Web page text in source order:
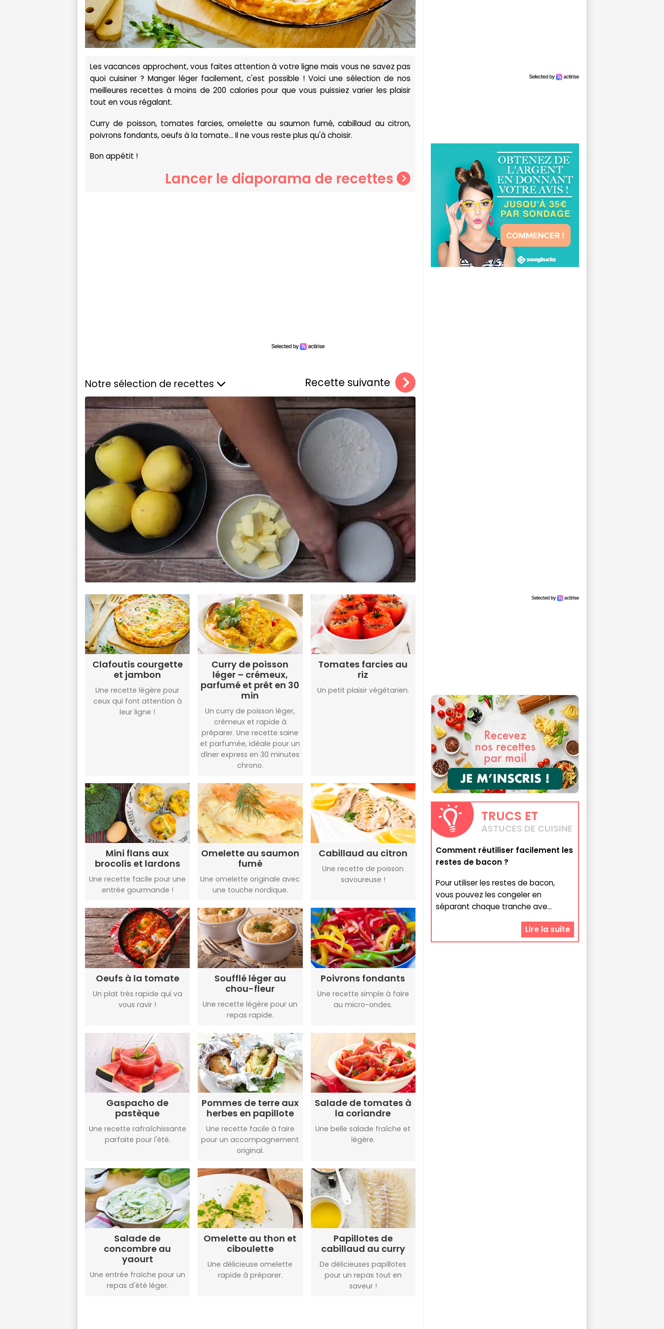
Les vacances approchent, vous faites attention à votre ligne mais vous ne savez pas
quoi cuisiner ? Manger léger facilement, c'est possible ! Voici une sélection de nos
meilleures recettes à moins de 200 calories pour que vous puissiez varier les plaisir
tout en vous régalant.
Curry de poisson, tomates farcies, omelette au saumon fumé, cabillaud au citron,
poivrons fondants, oeufs à la tomate... Il ne vous reste plus qu'à choisir.
Bon appétit !
Lancer le diaporama de recettes
Notre sélection de recettes Recette suivante
Clafoutis courgette
et jambon
Une recette légère pour
ceux qui font attention à
leur ligne !
Curry de poisson
léger – crémeux,
parfumé et prêt en 30
min
Un curry de poisson léger,
crémeux et rapide à
préparer. Une recette saine
et parfumée, idéale pour un
dîner express en 30 minutes
chrono.
Tomates farcies au
riz
Un petit plaisir végétarien.
Mini flans aux
brocolis et lardons
Une recette facile pour une
entrée gourmande !
Omelette au saumon
fumé
Une omelette originale avec
une touche nordique.
Cabillaud au citron
Une recette de poisson
savoureuse !
Oeufs à la tomate
Un plat très rapide qui va
vous ravir !
Soufflé léger au
chou-fleur
Une recette légère pour un
repas rapide.
Poivrons fondants
Une recette simple à faire
au micro-ondes.
Gaspacho de
pastèque
Une recette rafraîchissante
parfaite pour l'été.
Pommes de terre aux
herbes en papillote
Une recette facile à faire
pour un accompagnement
original.
Salade de tomates à
la coriandre
Une belle salade fraîche et
légère.
Salade de
concombre au
yaourt
Une entrée fraîche pour un
repas d'été léger.
Omelette au thon et
ciboulette
Une délicieuse omelette
rapide à préparer.
Papillotes de
cabillaud au curry
De délicieuses papillotes
pour un repas tout en
saveur !
TRUCS ET
ASTUCES DE CUISINE
Comment réutiliser facilement les
restes de bacon ?
Pour utiliser les restes de bacon,
vous pouvez les congeler en
séparant chaque tranche ave...
Lire la suite